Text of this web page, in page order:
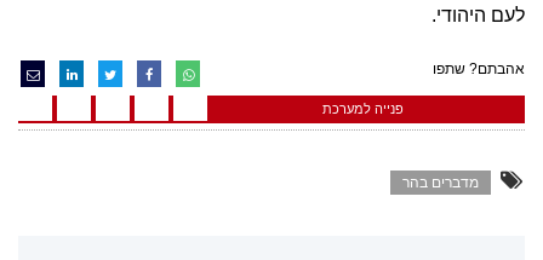
לעם היהודי.
אהבתם? שתפו
פנייה למערכת
מדברים בהר